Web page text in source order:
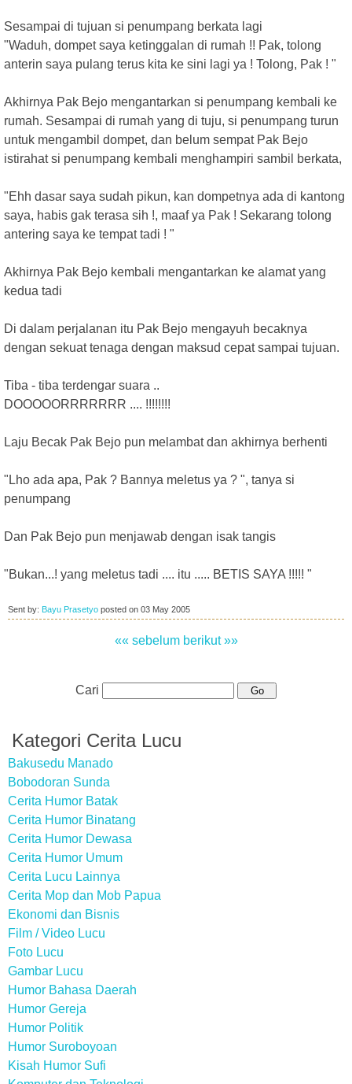
Sesampai di tujuan si penumpang berkata lagi
"Waduh, dompet saya ketinggalan di rumah !! Pak, tolong
anterin saya pulang terus kita ke sini lagi ya ! Tolong, Pak ! "
Akhirnya Pak Bejo mengantarkan si penumpang kembali ke
rumah. Sesampai di rumah yang di tuju, si penumpang turun
untuk mengambil dompet, dan belum sempat Pak Bejo
istirahat si penumpang kembali menghampiri sambil berkata,
"Ehh dasar saya sudah pikun, kan dompetnya ada di kantong
saya, habis gak terasa sih !, maaf ya Pak ! Sekarang tolong
antering saya ke tempat tadi ! "
Akhirnya Pak Bejo kembali mengantarkan ke alamat yang
kedua tadi
Di dalam perjalanan itu Pak Bejo mengayuh becaknya
dengan sekuat tenaga dengan maksud cepat sampai tujuan.
Tiba - tiba terdengar suara ..
DOOOOORRRRRRR .... !!!!!!!!
Laju Becak Pak Bejo pun melambat dan akhirnya berhenti
"Lho ada apa, Pak ? Bannya meletus ya ? ", tanya si
penumpang
Dan Pak Bejo pun menjawab dengan isak tangis
"Bukan...! yang meletus tadi .... itu ..... BETIS SAYA !!!!! "
Sent by: Bayu Prasetyo posted on 03 May 2005
«« sebelum berikut »»
Cari
Kategori Cerita Lucu
Bakusedu Manado
Bobodoran Sunda
Cerita Humor Batak
Cerita Humor Binatang
Cerita Humor Dewasa
Cerita Humor Umum
Cerita Lucu Lainnya
Cerita Mop dan Mob Papua
Ekonomi dan Bisnis
Film / Video Lucu
Foto Lucu
Gambar Lucu
Humor Bahasa Daerah
Humor Gereja
Humor Politik
Humor Suroboyoan
Kisah Humor Sufi